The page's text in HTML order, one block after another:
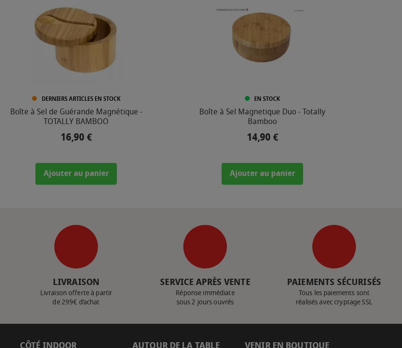
DERNIERS ARTICLES EN STOCK
Boîte à Sel de Guérande Magnétique -
TOTALLY BAMBOO
Prix
16,90 €
Ajouter au panier
EN STOCK
Boîte à Sel Magnetique Duo - Totally
Bamboo
Prix
14,90 €
Ajouter au panier
LIVRAISON
Livraison offerte à partir
de 299€ d’achat
SERVICE APRÈS VENTE
Réponse immédiate
sous 2 jours ouvrés
PAIEMENTS SÉCURISÉS
Tous les paiements sont
réalisés avec cryptage SSL